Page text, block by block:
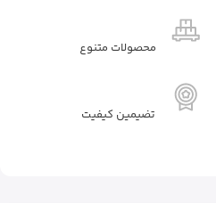
محصولات متنوع
تضیمین کیفیت